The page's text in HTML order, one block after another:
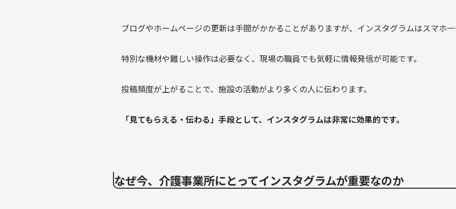
ブログやホームページの更新は手間がかかることがありますが、インスタグラムはスマホ
特別な機材や難しい操作は必要なく、現場の職員でも気軽に情報発信が可能です。
投稿頻度が上がることで、施設の活動がより多くの人に伝わります。
「見てもらえる・伝わる」手段として、インスタグラムは非常に効果的です。
なぜ今、介護事業所にとってインスタグラムが重要なのか